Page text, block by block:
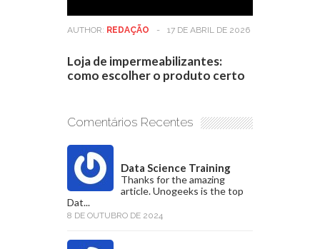
AUTHOR: REDAÇÃO - 17 DE ABRIL DE 2026
Loja de impermeabilizantes:
como escolher o produto certo
Comentários Recentes
Data Science Training
Thanks for the amazing
article. Unogeeks is the top
Dat...
8 DE OUTUBRO DE 2024